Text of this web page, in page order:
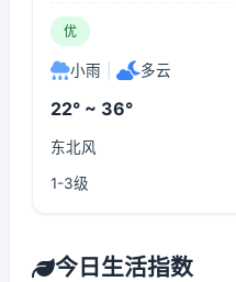
优
小雨 多云
22° ~ 36°
东北风
1-3级
今日生活指数